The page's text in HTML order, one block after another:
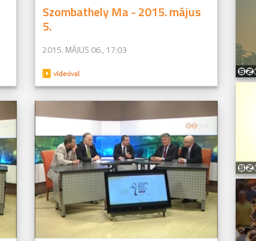
Szombathely Ma - 2015. május
5.
2015. MÁJUS 06., 17:03